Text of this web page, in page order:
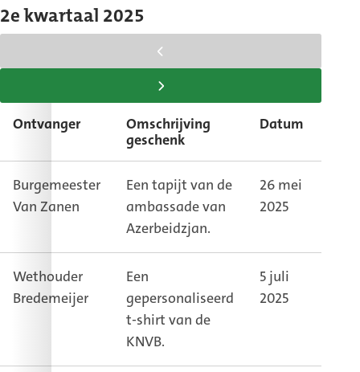
2e kwartaal 2025
naar
links
tabel
rechts
Ontvanger
Omschrijving
geschenk
Datum
Burgemeester
Van Zanen
Een tapijt van de
ambassade van
Azerbeidzjan.
26 mei
2025
Wethouder
Bredemeijer
Een
gepersonaliseerd
t-shirt van de
KNVB.
5 juli
2025